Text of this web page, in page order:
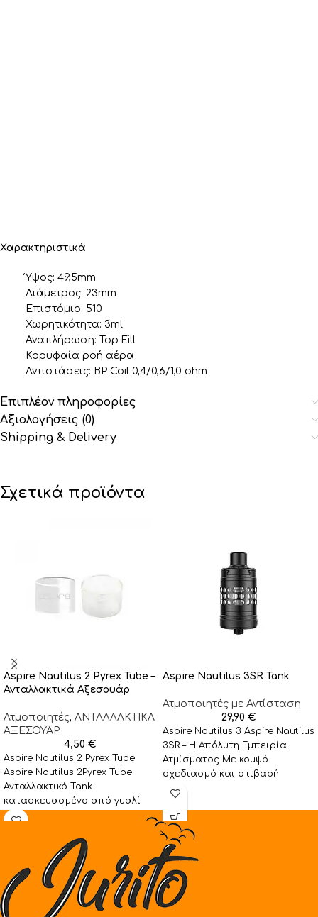
Χαρακτηριστικά
Ύψος: 49,5mm
Διάμετρος: 23mm
Επιστόμιο: 510
Χωρητικότητα: 3ml
Αναπλήρωση: Top Fill
Κορυφαία ροή αέρα
Αντιστάσεις: BP Coil 0,4/0,6/1,0 ohm
Επιπλέον πληροφορίες
Αξιολογήσεις (0)
Shipping & Delivery
Σχετικά προϊόντα
Aspire Nautilus 2 Pyrex Tube –
Ανταλλακτικά Αξεσουάρ
Ατμοποιητές, ΑΝΤΑΛΛΑΚΤΙΚΑ
ΑΞΕΣΟΥΑΡ
4,50 €
Aspire Nautilus 2 Pyrex Tube
Aspire Nautilus 2Pyrex Tube.
Ανταλλακτικό Tank
κατασκευασμένο από γυαλί
Pyrex για τον
Aspire Nautilus 3SR Tank
Ατμοποιητές με Αντίσταση
29,90 €
Aspire Nautilus 3 Aspire Nautilus
3SR – Η Απόλυτη Εμπειρία
Ατμίσματος Με κομψό
σχεδιασμό και στιβαρή
κατασκευή, ο Nautilus 3SR